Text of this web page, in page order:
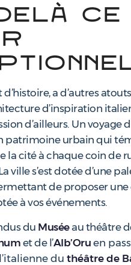
ce
d’histoire, a d’autres
d’inspiration
d’ailleurs. Un voyage
patrimoine urbain qui
la cité à chaque coin de
ville s’est dotée d’une
de proposer une
à vos événements.
du Muséeau théâtre
et de l’Alb’Oru en
du théâtre de